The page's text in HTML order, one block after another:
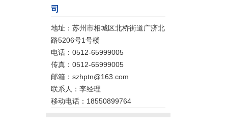
司
地址：苏州市相城区北桥街道广济北
路5206号1号楼
电话：0512-65999005
传真：0512-65999005
邮箱：szhptn@163.com
联系人：李经理
移动电话：18550899764